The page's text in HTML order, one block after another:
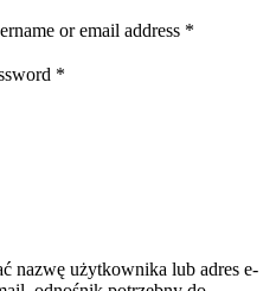
or email address *
*
nazwę użytkownika lub adres e-